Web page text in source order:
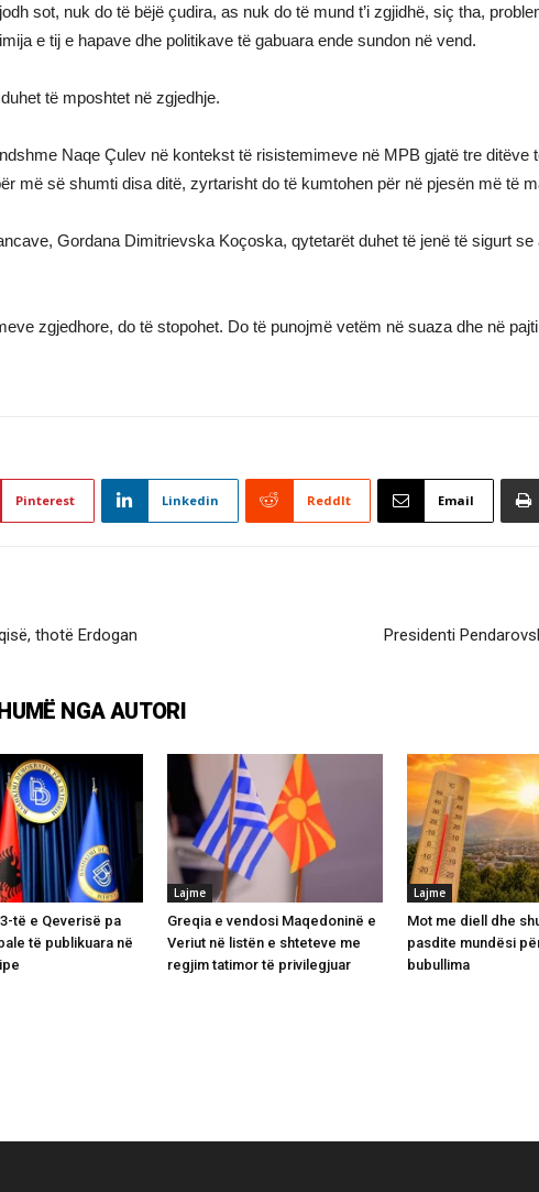
sot, nuk do të bëjë çudira, as nuk do të mund t’i zgjidhë, siç tha,
e tij e hapave dhe politikave të gabuara ende sundon në vend.
të mposhtet në zgjedhje.
Naqe Çulev në kontekst të risistemimeve në MPB gjatë tre ditëve
më së shumti disa ditë, zyrtarisht do të kumtohen për në pjesën më të
Gordana Dimitrievska Koçoska, qytetarët duhet të jenë të sigurt
zgjedhore, do të stopohet. Do të punojmë vetëm në suaza dhe në
Pinterest Linkedin ReddIt Email
thotë Erdogan Presidenti
NGA AUTORI
të e Qeverisë pa
të publikuara në
Lajme
Greqia e vendosi Maqedoninë e
Veriut në listën e shteteve me
regjim tatimor të privilegjuar
Lajme
Mot me diell dhe
pasdite mundësi
bubullima